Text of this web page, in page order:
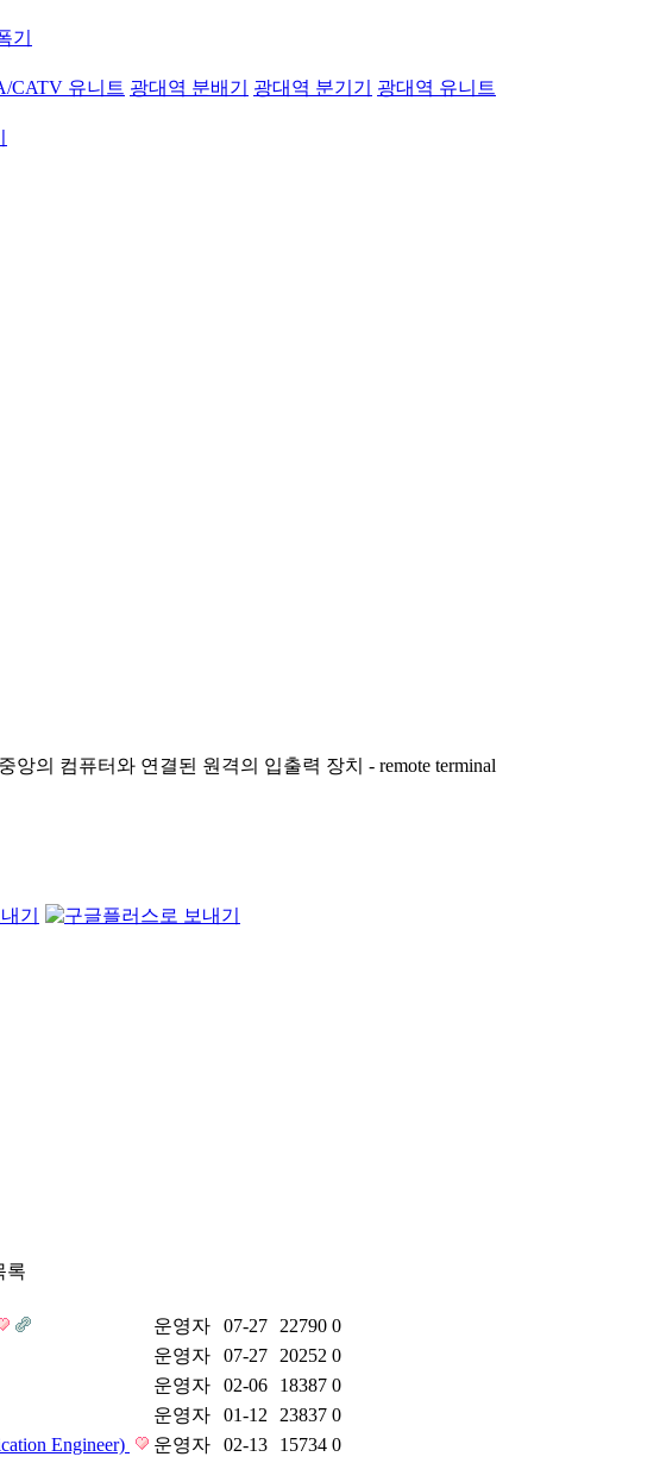
기
CATV 유니트 광대역 분배기 광대역 분기기
광대역 유니트
의 컴퓨터와 연결된 원격의 입출력 장치 - remote terminal
록
운영자 07-27 22790 0
운영자 07-27 20252 0
운영자 02-06 18387 0
운영자 01-12 23837 0
Engineer) 운영자 02-13 15734 0